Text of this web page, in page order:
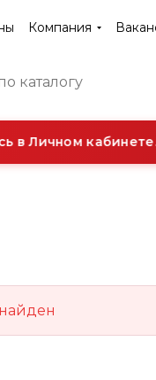
Компания
в Личном кабинете.